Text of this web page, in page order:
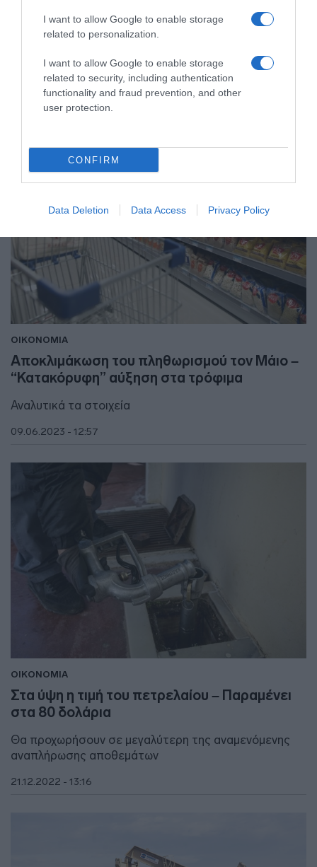
I want to allow Google to enable storage
related to personalization.
I want to allow Google to enable storage
related to security, including authentication
functionality and fraud prevention, and other
user protection.
CONFIRM
Data Deletion Data Access Privacy Policy
Κλυδωνισμοί στις διεθνείς αγορές λόγω του
πολέμου: Αυξήσεις σε πετρέλαιο και χρυσό –
Βουτιά στις μετοχές
Αναταράξεις λόγω Γάζας
20.10.2023 - 14:59
ΟΙΚΟΝΟΜΙΑ
Αποκλιμάκωση του πληθωρισμού τον Μάιο –
“Κατακόρυφη” αύξηση στα τρόφιμα
Αναλυτικά τα στοιχεία
09.06.2023 - 12:57
ΟΙΚΟΝΟΜΙΑ
Στα ύψη η τιμή του πετρελαίου – Παραμένει
στα 80 δολάρια
Θα προχωρήσουν σε μεγαλύτερη της αναμενόμενης
αναπλήρωσης αποθεμάτων
21.12.2022 - 13:16